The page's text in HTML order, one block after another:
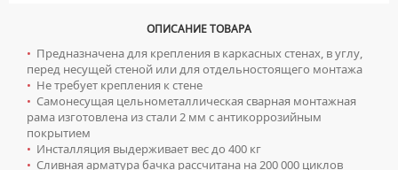
ОПИСАНИЕ ТОВАРА
• Предназначена для крепления в каркасных стенах, в углу,
перед несущей стеной или для отдельностоящего монтажа
• Не требует крепления к стене
• Самонесущая цельнометаллическая сварная монтажная
рама изготовлена из стали 2 мм с антикоррозийным
покрытием
• Инсталляция выдерживает вес до 400 кг
• Сливная арматура бачка рассчитана на 200 000 циклов
ЗЕРКАЛА С ПОДСВЕТКОЙ
ЗЕРКАЛЬНЫЕ ШКАФЫ БЕЗ ПОДСВЕТКИ
ЗЕРКАЛЬНЫЕ ШКАФЫ С ПОДСВЕТКОЙ
ПЕНАЛЫ НАПОЛЬНЫЕ
ПЕНАЛЫ ПОДВЕСНЫЕ
ПОЛУПЕНАЛЫ НАПОЛЬНЫЕ
ГРАНИТНЫЕ МОЙКИ
КВАРЦЕВЫЕ МОЙКИ
МОЙКИ ДЛЯ ПОДСТОЛЬНОГО МОНТАЖА
МОЙКИ ИЗ ИСКУССТВЕННОГО КАМНЯ
ДЛЯ МУЖЧИН
СИФОНЫ ДЛЯ ПИССУАРОВ
СМЫВНЫЕ УСТРОЙСТВА ДЛЯ ПИССУАРОВ
Полотенцесушители
ВОДЯНЫЕ ПОЛОТЕНЦЕСУШИТЕЛИ
ЭЛЕКТРИЧЕСКИЕ ПОЛОТЕНЦЕСУШИТЕЛИ
КОМПЛЕКТУЮЩИЕ ДЛЯ ПОЛОТЕНЦЕСУШИТЕЛЕЙ
Радиаторы отопления
АЛЮМИНИЕВЫЕ РАДИАТОРЫ
БИМЕТАЛЛИЧЕСКИЕ РАДИАТОРЫ
Ревизионные люки
ЛЮКИ ПОД ПЛИТКУ